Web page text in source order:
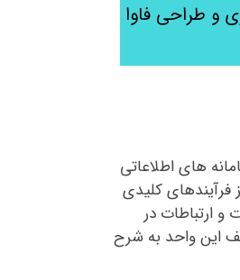
و طراحی فاوا
های اطلاعاتی
فرآیندهای کلیدی
و ارتباطات در
این واحد به شرح